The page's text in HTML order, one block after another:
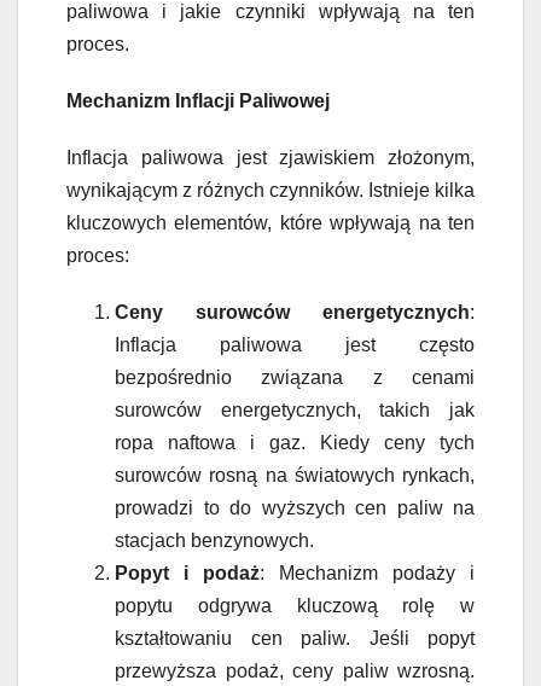
paliwowa i jakie czynniki wpływają na ten
proces.
Mechanizm Inflacji Paliwowej
Inflacja paliwowa jest zjawiskiem złożonym,
wynikającym z różnych czynników. Istnieje kilka
kluczowych elementów, które wpływają na ten
proces:
Ceny surowców energetycznych:
Inflacja paliwowa jest często
bezpośrednio związana z cenami
surowców energetycznych, takich jak
ropa naftowa i gaz. Kiedy ceny tych
surowców rosną na światowych rynkach,
prowadzi to do wyższych cen paliw na
stacjach benzynowych.
Popyt i podaż: Mechanizm podaży i
popytu odgrywa kluczową rolę w
kształtowaniu cen paliw. Jeśli popyt
przewyższa podaż, ceny paliw wzrosną.